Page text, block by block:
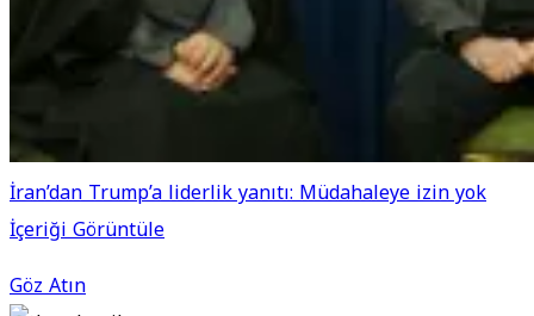
İran’dan Trump’a liderlik yanıtı: Müdahaleye izin yok
İçeriği Görüntüle
Göz Atın